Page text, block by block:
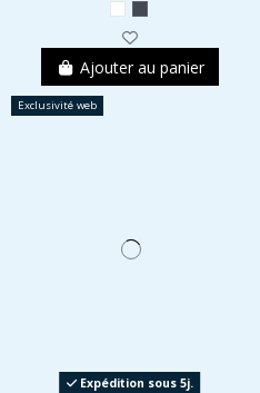
Ajouter au panier
Exclusivité web
Expédition sous 5j.